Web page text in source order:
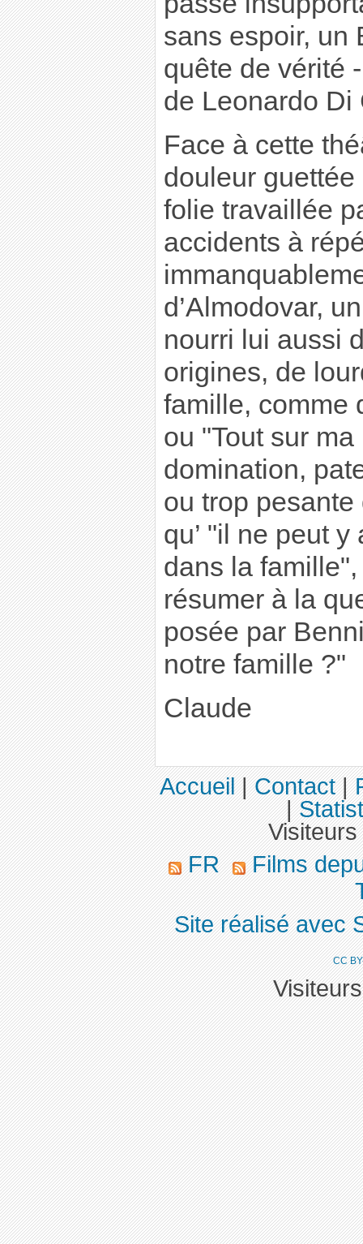
sans espoir, un
quête de vérité
de Leonardo Di
Face à cette
douleur
folie travaillée
accidents à
d’Almodovar,
nourri lui aussi
origines, de
famille, comme
ou "Tout sur
domination,
ou trop pesante
qu’ "il ne peut y
dans la
résumer à la
posée par
notre famille ?"
Claude
Accueil|Contact|
|
FR
Films
Site réalisé avec
CC